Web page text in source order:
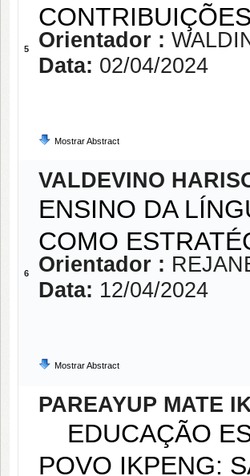
5
Orientador :
Data: 02/04/2024
Mostrar Abstract
6
VALDEVINO
ENSINO DA
COMO
Orientador :
Data: 12/04/2024
Mostrar Abstract
PAREAYUP MATE
EDUCAÇÃO
POVO IKPENG: